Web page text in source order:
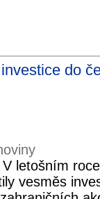
do
letošním
vesměs